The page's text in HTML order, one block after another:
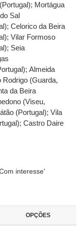
; Mortágua
Sal
;Celorico da Beira
;Vilar Formoso
; Seia
;Almeida
Rodrigo (Guarda,
da Beira
(Viseu,
(Portugal);Vila
;Castro Daire
interesse'
OPÇÕES